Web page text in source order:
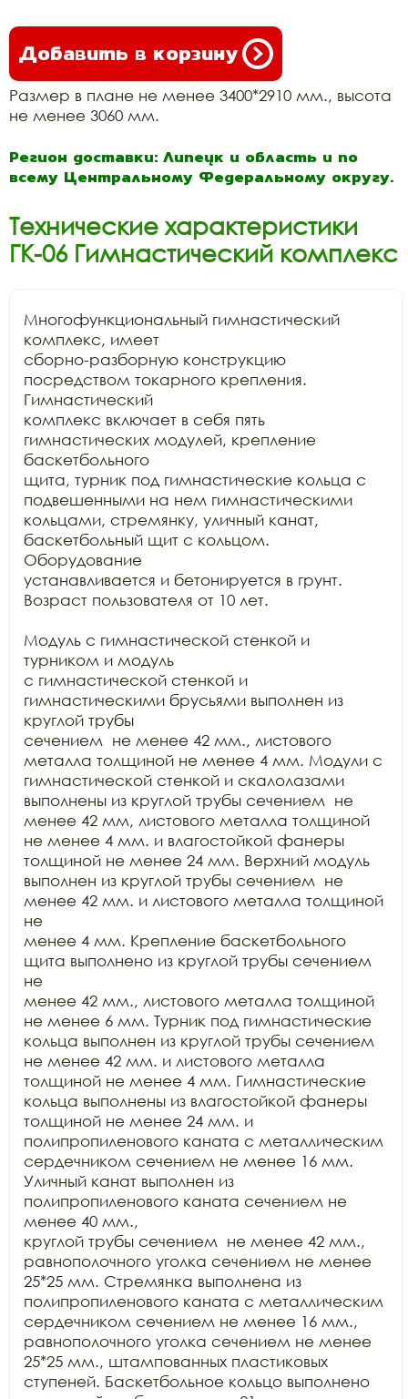
Добавить в корзину
Размер в плане не менее 3400*2910 мм., высота
не менее 3060 мм.
Регион доставки: Липецк и область и по
всему Центральному Федеральному округу.
Технические характеристики
ГК-06 Гимнастический комплекс
Многофункциональный гимнастический
комплекс, имеет
сборно-разборную конструкцию
посредством токарного крепления.
Гимнастический
комплекс включает в себя пять
гимнастических модулей, крепление
баскетбольного
щита, турник под гимнастические кольца с
подвешенными на нем гимнастическими
кольцами, стремянку, уличный канат,
баскетбольный щит с кольцом.
Оборудование
устанавливается и бетонируется в грунт.
Возраст пользователя от 10 лет.
Модуль с гимнастической стенкой и
турником и модуль
с гимнастической стенкой и
гимнастическими брусьями выполнен из
круглой трубы
сечением  не менее 42 мм., листового
металла толщиной не менее 4 мм. Модули с
гимнастической стенкой и скалолазами
выполнены из круглой трубы сечением  не
менее 42 мм, листового металла толщиной
не менее 4 мм. и влагостойкой фанеры
толщиной не менее 24 мм. Верхний модуль
выполнен из круглой трубы сечением  не
менее 42 мм. и листового металла толщиной
не
менее 4 мм. Крепление баскетбольного
щита выполнено из круглой трубы сечением
не
менее 42 мм., листового металла толщиной
не менее 6 мм. Турник под гимнастические
кольца выполнен из круглой трубы сечением
не менее 42 мм. и листового металла
толщиной не менее 4 мм. Гимнастические
кольца выполнены из влагостойкой фанеры
толщиной не менее 24 мм. и
полипропиленового каната с металлическим
сердечником сечением не менее 16 мм.
Уличный канат выполнен из
полипропиленового каната сечением не
менее 40 мм.,
круглой трубы сечением  не менее 42 мм.,
равнополочного уголка сечением не менее
25*25 мм. Стремянка выполнена из
полипропиленового каната с металлическим
сердечником сечением не менее 16 мм.,
равнополочного уголка сечением не менее
25*25 мм., штампованных пластиковых
ступеней. Баскетбольное кольцо выполнено